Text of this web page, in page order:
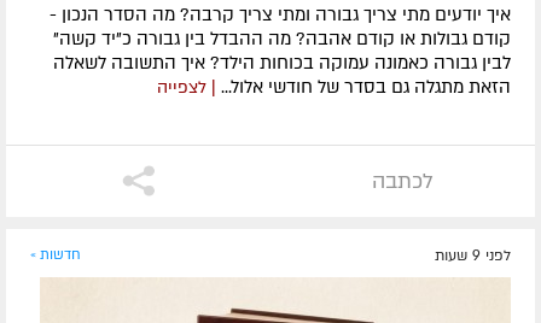
איך יודעים מתי צריך גבורה ומתי צריך קרבה? מה הסדר הנכון -
קודם גבולות או קודם אהבה? מה ההבדל בין גבורה כ"יד קשה"
לבין גבורה כאמונה עמוקה בכוחות הילד? איך התשובה לשאלה
הזאת מתגלה גם בסדר של חודשי אלול... | לצפייה
לכתבה
לפני 9 שעות חדשות »